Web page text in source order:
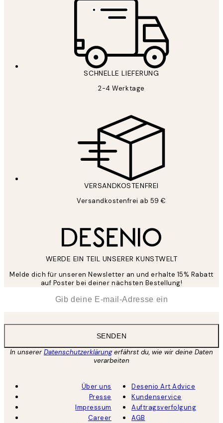
SCHNELLE LIEFERUNG
2-4 Werktage
VERSANDKOSTENFREI
Versandkostenfrei ab 59 €
WERDE EIN TEIL UNSERER KUNSTWELT
Melde dich für unseren Newsletter an und erhalte 15% Rabatt
auf Poster bei deiner nächsten Bestellung!
SENDEN
In unsererDatenschutzerklärungerfährst du, wie wir deine Daten
verarbeiten
Über uns
Presse
Impressum
Career
Desenio Art Advice
Kundenservice
Auftragsverfolgung
AGB